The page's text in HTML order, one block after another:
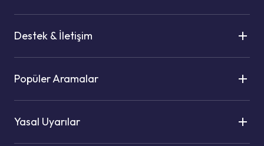
Destek & İletişim
Popüler Aramalar
Yasal Uyarılar